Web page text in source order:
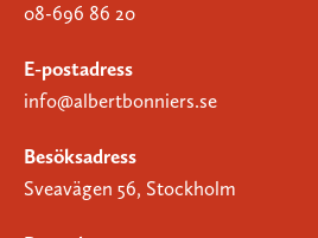
08-696 86 20
E-postadress
info@albertbonniers.se
Besöksadress
Sveavägen 56, Stockholm